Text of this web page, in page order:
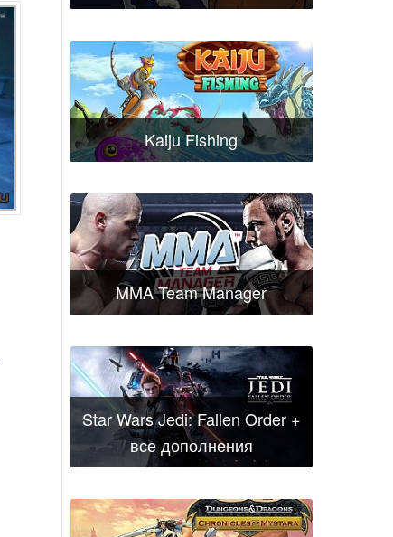
Kaiju Fishing
MMA Team Manager
Star Wars Jedi: Fallen Order +
все дополнения